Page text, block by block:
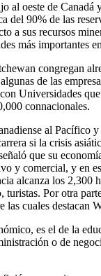
oeste de
del 90% de las
a sus recursos
más importantes
congregan
de las
Universidades
connacionales.
al
si la crisis
que su
y comercial, y
alcanza los
Por otra
cuales
es el de la
o de